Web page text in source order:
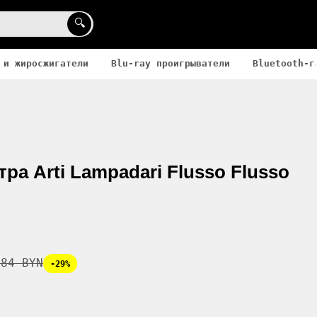
🔍
жиросжигатели Blu-ray проигрыватели Bluetooth-
Arti Lampadari Flusso Flusso
BYN -29%